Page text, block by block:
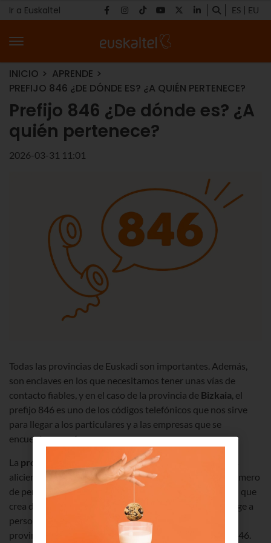
Ir a Euskaltel ES EU
INICIO
APRENDE
PREFIJO 846 ¿DE DÓNDE ES? ¿A QUIÉN PERTENECE?
Prefijo 846 ¿De dónde es? ¿A
quién pertenece?
2026-03-31 11:01
Todas las provincias de Euskadi son importantes. Además,
son enclaves en los que necesitamos tener unas vías de
contacto fiables, y en el caso de la provincia de Bizkaia , el
prefijo 846 es uno de los códigos telefónicos que nos sirve
para llegar a los particulares y a las empresas que se
encuentran aquí.
La provincia de Bizkaia
es un punto interesante por sus
alicientes naturales y culturales que atraen a un gran número
de personas, también es un importante punto industrial que
crea diferentes opciones laborales y es un lugar que acoge a
personas de otras provincias. Este contexto obliga a la
provincia de Bizkaia a tener prefijos eficientes como el 846.